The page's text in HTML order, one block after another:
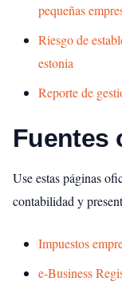
pequeñas
Riesgo de
estonia
Reporte de
Fuentes
Use estas páginas
contabilidad y
Impuestos
e-Business